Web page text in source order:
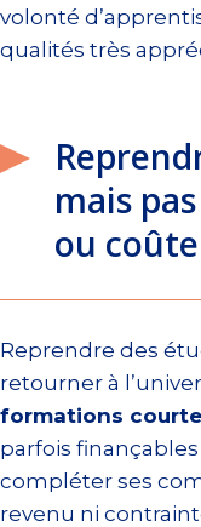
volonté
qualités très
mais
ou
Reprendre des
retourner à
formations
parfois
compléter ses
revenu ni